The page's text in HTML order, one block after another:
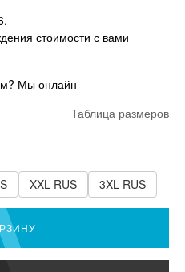
стоимости с вами
Мы онлайн
Таблица размеров
XXL RUS 3XL RUS